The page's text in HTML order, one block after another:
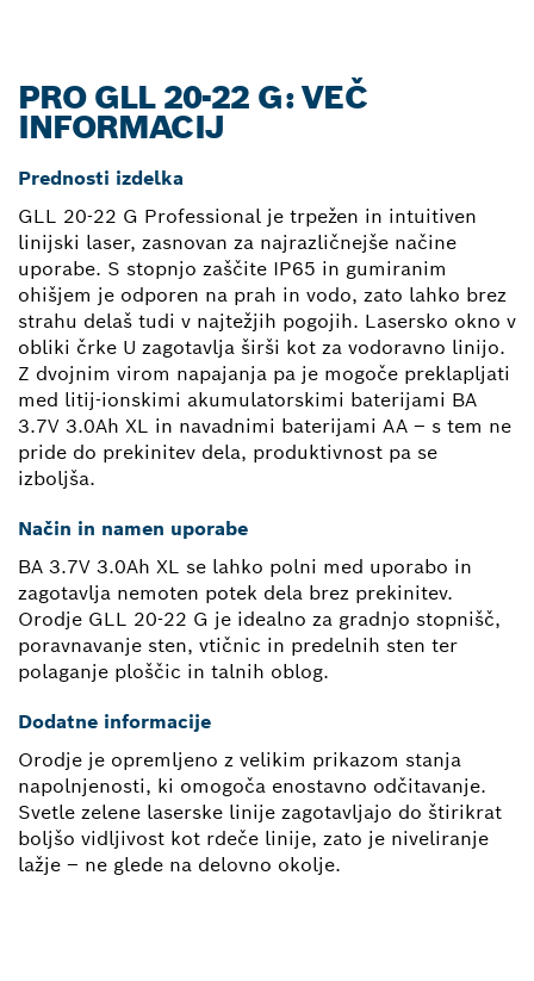
PRO GLL 20-22 G: VEČ
INFORMACIJ
Prednosti izdelka
GLL 20-22 G Professional je trpežen in intuitiven
linijski laser, zasnovan za najrazličnejše načine
uporabe. S stopnjo zaščite IP65 in gumiranim
ohišjem je odporen na prah in vodo, zato lahko brez
strahu delaš tudi v najtežjih pogojih. Lasersko okno v
obliki črke U zagotavlja širši kot za vodoravno linijo.
Z dvojnim virom napajanja pa je mogoče preklapljati
med litij-ionskimi akumulatorskimi baterijami BA
3.7V 3.0Ah XL in navadnimi baterijami AA – s tem ne
pride do prekinitev dela, produktivnost pa se
izboljša.
Način in namen uporabe
BA 3.7V 3.0Ah XL se lahko polni med uporabo in
zagotavlja nemoten potek dela brez prekinitev.
Orodje GLL 20-22 G je idealno za gradnjo stopnišč,
poravnavanje sten, vtičnic in predelnih sten ter
polaganje ploščic in talnih oblog.
Dodatne informacije
Orodje je opremljeno z velikim prikazom stanja
napolnjenosti, ki omogoča enostavno odčitavanje.
Svetle zelene laserske linije zagotavljajo do štirikrat
boljšo vidljivost kot rdeče linije, zato je niveliranje
lažje – ne glede na delovno okolje.